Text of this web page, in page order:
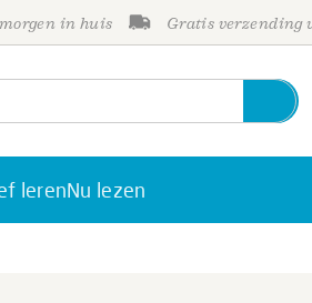
in huis Gratis verzending
lerenNu lezen